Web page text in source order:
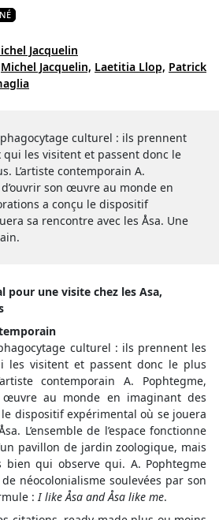
Jacquelin
Michel Jacquelin, Laetitia Llop, Patrick
culturel : ils prennent
les visitent et passent donc le
L’artiste contemporain A.
son œuvre au monde en
a conçu le dispositif
sa rencontre avec les Åsa. Une
pour une visite chez les Asa,
culturel : ils prennent les
les visitent et passent donc le plus
contemporain A. Pophtegme,
œuvre au monde en imaginant des
dispositif expérimental où se jouera
L’ensemble de l’espace fonctionne
pavillon de jardin zoologique, mais
qui observe qui. A. Pophtegme
néocolonialisme soulevées par son
:I like Åsa and Åsa like me.